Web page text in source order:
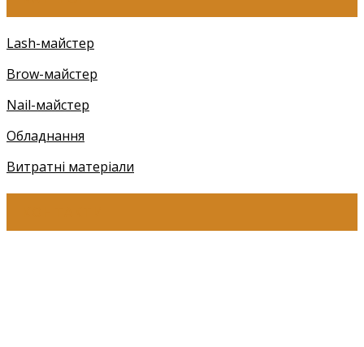
Lash-майстер
Brow-майстер
Nail-майстер
Обладнання
Витратні матеріали